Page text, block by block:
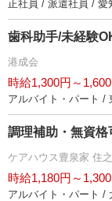
正社員 / 派遣社員 / 愛
歯科助手/未経験
港成会
時給1,300円～
アルバイト・パート /
調理補助・無資格
ケアハウス豊泉家 住
時給1,180円～
アルバイト・パート /